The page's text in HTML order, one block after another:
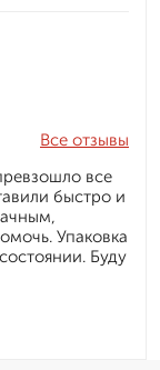
Все отзывы
все
быстро и
Упаковка
Буду